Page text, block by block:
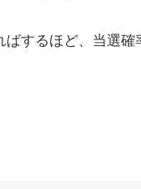
するほど、当選確